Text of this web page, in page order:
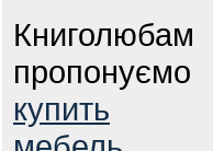
Книголюбам
пропонуємо
купить